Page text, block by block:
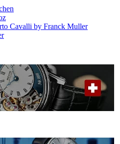
Cavalli by Franck Muller